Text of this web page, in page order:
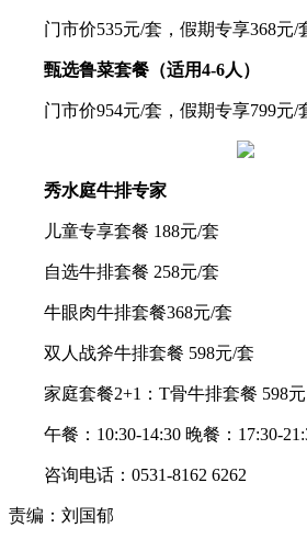
门市价535元/套，假期专享368元/
甄选鲁菜套餐（适用4-6人）
门市价954元/套，假期专享799元/
秀水庭牛排专家
儿童专享套餐 188元/套
自选牛排套餐 258元/套
牛眼肉牛排套餐368元/套
双人战斧牛排套餐 598元/套
家庭套餐2+1：T骨牛排套餐 598元
午餐：10:30-14:30 晚餐：17:30-
咨询电话：0531-8162 6262
责编：刘国郁